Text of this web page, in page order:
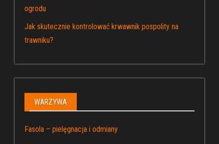
ogrodu
Jak skutecznie kontrolować krwawnik pospolity na
trawniku?
WARZYWA
Fasola – pielęgnacja i odmiany